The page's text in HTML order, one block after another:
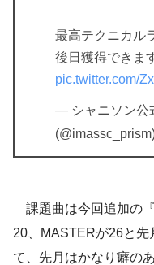
最高テクニカル
後日獲得できま
pic.twitter.com/
— シャニソン公
課題曲は今回追加の
20、MASTERが26と
て、先月はかなり癖の